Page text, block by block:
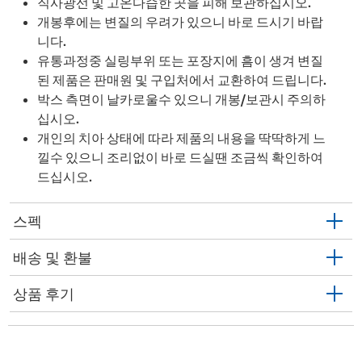
개봉후에는 변질의 우려가 있으니 바로 드시기 바랍
니다.
유통과정중 실링부위 또는 포장지에 흠이 생겨 변질
된 제품은 판매원 및 구입처에서 교환하여 드립니다.
박스 측면이 날카로울수 있으니 개봉/보관시 주의하
십시오.
개인의 치아 상태에 따라 제품의 내용을 딱딱하게 느
낄수 있으니 조리없이 바로 드실땐 조금씩 확인하여
드십시오.
스펙
배송 및 환불
상품 후기